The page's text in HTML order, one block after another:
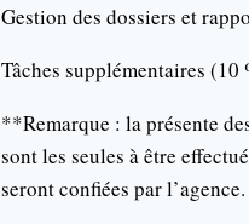
Gestion des dossiers et
Tâches supplémentaires (10
**Remarque : la présente
sont les seules à être
seront confiées par l’agence.